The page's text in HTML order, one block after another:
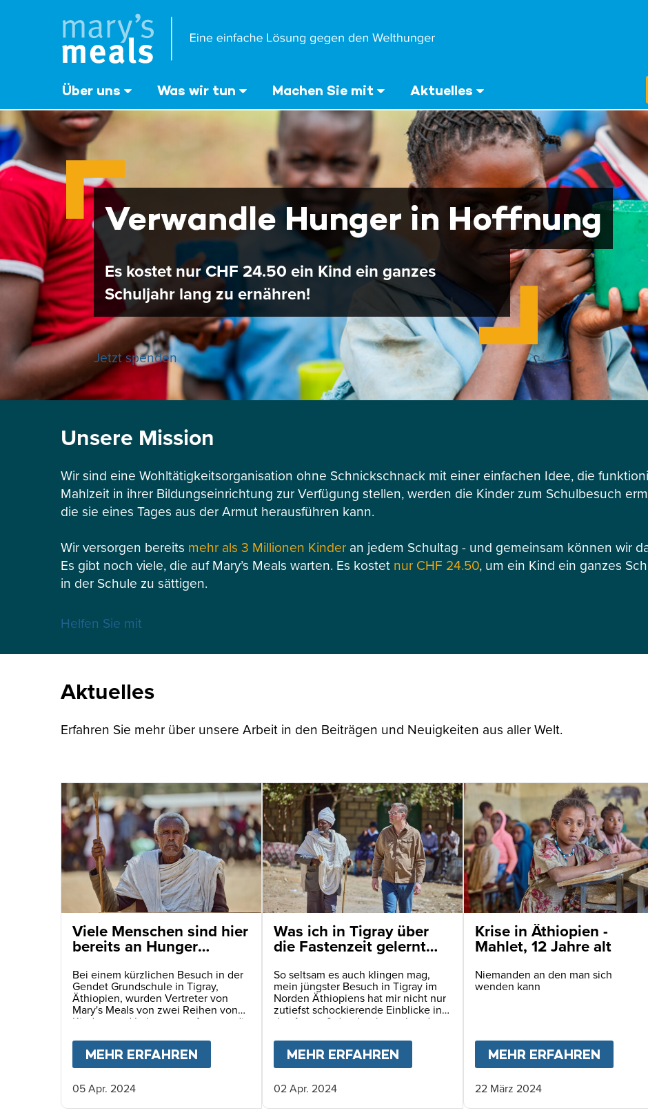
‎Über uns Was wir tun Machen Sie mit Aktuelles
Verwandle Hunger in Hoffnung
Es kostet nur CHF 24.50 ein Kind ein ganzes
Schuljahr lang zu ernähren!
Jetzt spenden
Unsere Mission
Wir sind eine Wohltätigkeitsorganisation ohne Schnickschnack mit einer einfachen Idee, die
Mahlzeit in ihrer Bildungseinrichtung zur Verfügung stellen, werden die Kinder zum Schulbesuch
die sie eines Tages aus der Armut herausführen kann.
Wir versorgen bereits mehr als 3 Millionen Kinder an jedem Schultag - und gemeinsam können wir
Es gibt noch viele, die auf Mary’s Meals warten. Es kostet nur CHF 24.50, um ein Kind ein ganzes
in der Schule zu sättigen.
Helfen Sie mit
Aktuelles
Erfahren Sie mehr über unsere Arbeit in den Beiträgen und Neuigkeiten aus aller Welt.
Viele Menschen sind hier
bereits an Hunger
gestorben. Es spiegelt
sich in den Augen der
Kinder wider
Bei einem kürzlichen Besuch in der
Gendet Grundschule in Tigray,
Äthiopien, wurden Vertreter von
Mary's Meals von zwei Reihen von
Kindern und Lehrern empfangen, die
MEHR ERFAHREN VIELE MENSCHEN SIND HIER BEREITS AN HUNGER
05 Apr. 2024
Was ich in Tigray über
die Fastenzeit gelernt
So seltsam es auch klingen mag,
mein jüngster Besuch in Tigray im
Norden Äthiopiens hat mir nicht nur
zutiefst schockierende Einblicke in
das Ausmaß der dort herrschenden
Es war zugleich auch eine
unerwartete, geistige Übung.
MEHR ERFAHREN WAS ICH IN TIGRAY ÜBER
02 Apr. 2024
Krise in Äthiopien -
Mahlet, 12 Jahre alt
Niemanden an den man sich
wenden kann
MEHR ERFAHREN
22 März 2024